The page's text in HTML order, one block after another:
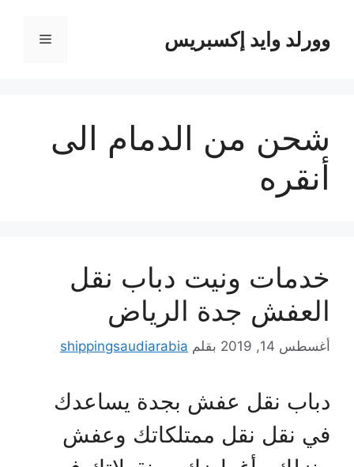
المحتوىوورلد وايد إكسبريس القائمة
شحن من الدمام الى
أنقره
خدمات ونيت دباب نقل
العفش جدة الرياض
أغسطس 14, 2019 بقلم shippingsaudiarabia
دباب نقل عفش بجدة يساعدك
في نقل نقل ممتلكاتك وعفش